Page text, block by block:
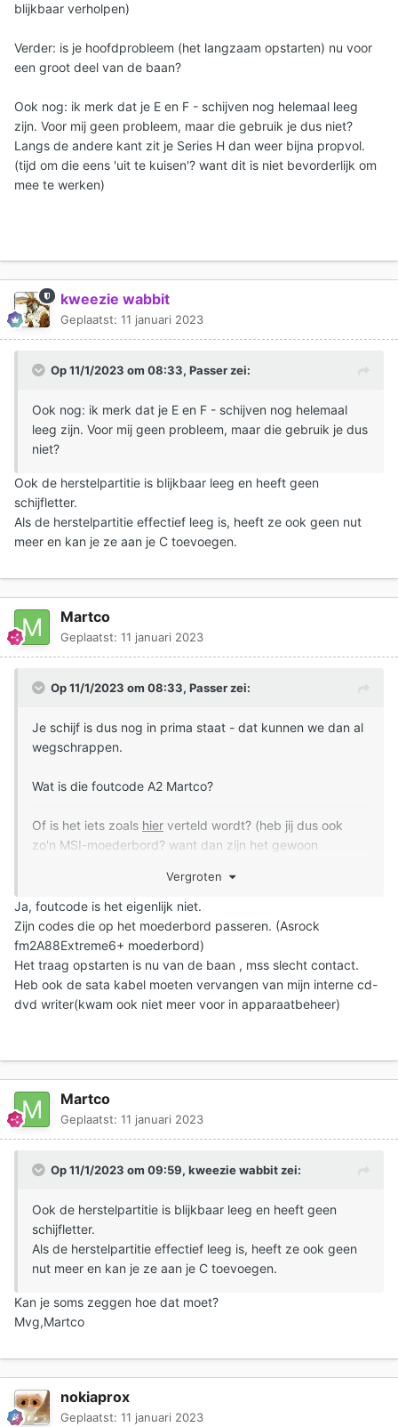
blijkbaar verholpen)
Verder: is je hoofdprobleem (het langzaam opstarten) nu voor
een groot deel van de baan?
Ook nog: ik merk dat je E en F - schijven nog helemaal leeg
zijn. Voor mij geen probleem, maar die gebruik je dus niet?
Langs de andere kant zit je Series H dan weer bijna propvol.
(tijd om die eens 'uit te kuisen'? want dit is niet bevorderlijk om
mee te werken)
kweezie wabbit
Geplaatst: 11 januari 2023
Op 11/1/2023 om 08:33, Passerzei:
Ook nog: ik merk dat je E en F - schijven nog helemaal
leeg zijn. Voor mij geen probleem, maar die gebruik je dus
niet?
Ook de herstelpartitie is blijkbaar leeg en heeft geen
schijfletter.
Als de herstelpartitie effectief leeg is, heeft ze ook geen nut
meer en kan je ze aan je C toevoegen.
Martco
Geplaatst: 11 januari 2023
Op 11/1/2023 om 08:33, Passerzei:
Je schijf is dus nog in prima staat - dat kunnen we dan al
wegschrappen.
Wat is die foutcode A2 Martco?
Of is het iets zoals hier verteld wordt? (heb jij dus ook
zo'n MSI-moederbord? want dan zijn het gewoon
noodzakelijk foutmeldingen)
(en kan het aan een slecht contact/beetje brakke kabel
gelegen hebben - en is dit door je aandrukken van je
kabels blijkbaar verholpen)
Verder: is je hoofdprobleem (het langzaam opstarten) nu
voor een groot deel van de baan?
leeg zijn. Voor mij geen probleem, maar die gebruik je dus
niet?
Langs de andere kant zit je Series H dan weer bijna
propvol. (tijd om die eens 'uit te kuisen'? want dit is niet
bevorderlijk om mee te werken)
Vergroten
Ja, foutcode is het eigenlijk niet.
Zijn codes die op het moederbord passeren. (Asrock
fm2A88Extreme6+ moederbord)
Het traag opstarten is nu van de baan , mss slecht contact.
Heb ook de sata kabel moeten vervangen van mijn interne cd-
dvd writer(kwam ook niet meer voor in apparaatbeheer)
Martco
Geplaatst: 11 januari 2023
Op 11/1/2023 om 09:59, kweezie wabbitzei:
Ook de herstelpartitie is blijkbaar leeg en heeft geen
schijfletter.
Als de herstelpartitie effectief leeg is, heeft ze ook geen
nut meer en kan je ze aan je C toevoegen.
Kan je soms zeggen hoe dat moet?
Mvg,Martco
nokiaprox
Geplaatst: 11 januari 2023